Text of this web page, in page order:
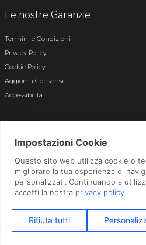
Le nostre Garanzie
Termini e Condizioni
Privacy Policy
Cookie Policy
Aggiorna Consensi
Accessibilità
Bergamo n. 01496180165 ·